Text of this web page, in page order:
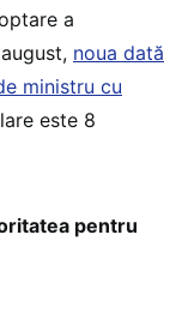
a
noua dată
ministru cu
este 8
pentru